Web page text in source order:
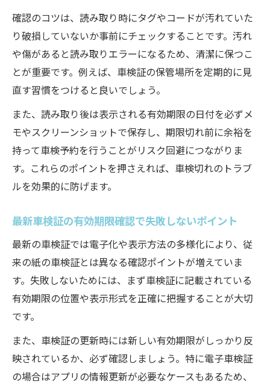
確認のコツは、読み取り時にタグやコードが汚れていた
り破損していないか事前にチェックすることです。汚れ
や傷があると読み取りエラーになるため、清潔に保つこ
とが重要です。例えば、車検証の保管場所を定期的に見
直す習慣をつけると良いでしょう。
また、読み取り後は表示される有効期限の日付を必ずメ
モやスクリーンショットで保存し、期限切れ前に余裕を
持って車検予約を行うことがリスク回避につながりま
す。これらのポイントを押さえれば、車検切れのトラブ
ルを効果的に防げます。
最新車検証の有効期限確認で失敗しないポイント
最新の車検証では電子化や表示方法の多様化により、従
来の紙の車検証とは異なる確認ポイントが増えていま
す。失敗しないためには、まず車検証に記載されている
有効期限の位置や表示形式を正確に把握することが大切
です。
また、車検証の更新時には新しい有効期限がしっかり反
映されているか、必ず確認しましょう。特に電子車検証
の場合はアプリの情報更新が必要なケースもあるため、